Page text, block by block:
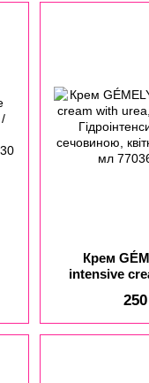
Крем
intensive